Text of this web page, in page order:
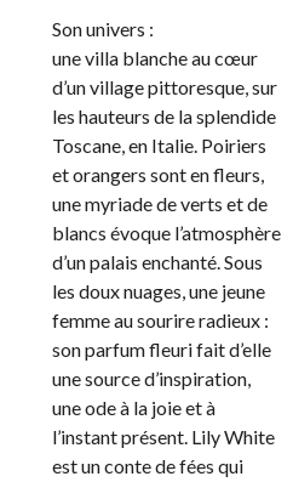
Son univers :
une villa blanche au cœur
d’un village pittoresque, sur
les hauteurs de la splendide
Toscane, en Italie. Poiriers
et orangers sont en fleurs,
une myriade de verts et de
blancs évoque l’atmosphère
d’un palais enchanté. Sous
les doux nuages, une jeune
femme au sourire radieux :
son parfum fleuri fait d’elle
une source d’inspiration,
une ode à la joie et à
l’instant présent. Lily White
est un conte de fées qui